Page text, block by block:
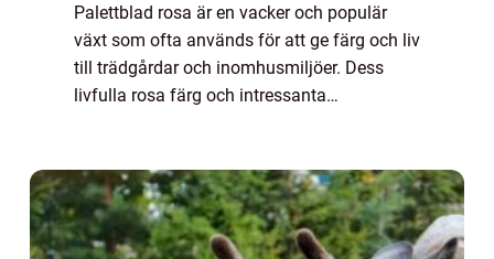
Palettblad rosa är en vacker och populär
växt som ofta används för att ge färg och liv
till trädgårdar och inomhusmiljöer. Dess
livfulla rosa färg och intressanta
denn...